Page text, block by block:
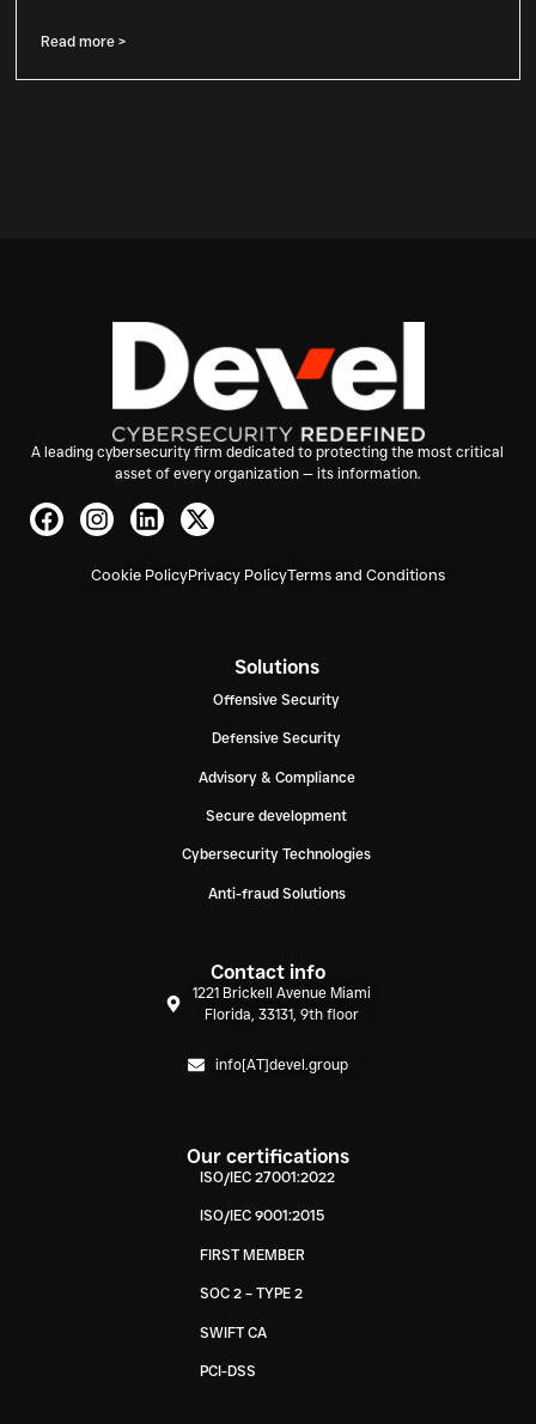
Read more >
A leading cybersecurity firm dedicated to protecting the most critical
asset of every organization — its information.
Cookie PolicyPrivacy PolicyTerms and Conditions
Solutions
Offensive Security
Defensive Security
Advisory & Compliance
Secure development
Cybersecurity Technologies
Anti-fraud Solutions
Contact info
1221 Brickell Avenue Miami
Florida, 33131, 9th floor
info[AT]devel.group
Our certifications
ISO/IEC 27001:2022
ISO/IEC 9001:2015
FIRST MEMBER
SOC 2 – TYPE 2
SWIFT CA
PCI-DSS